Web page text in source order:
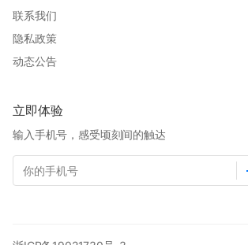
联系我们
隐私政策
动态公告
立即体验
输入手机号，感受顷刻间的触达